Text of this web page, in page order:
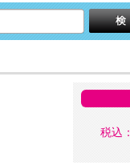
税込：